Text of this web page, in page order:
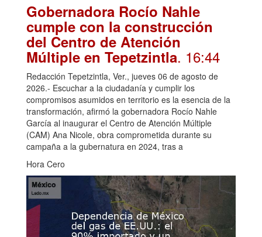
Gobernadora Rocío Nahle
cumple con la construcción
del Centro de Atención
Múltiple en Tepetzintla. 16:44
Redacción Tepetzintla, Ver., jueves 06 de agosto de
2026.- Escuchar a la ciudadanía y cumplir los
compromisos asumidos en territorio es la esencia de la
transformación, afirmó la gobernadora Rocío Nahle
García al inaugurar el Centro de Atención Múltiple
(CAM) Ana Nicole, obra comprometida durante su
campaña a la gubernatura en 2024, tras a
Hora Cero